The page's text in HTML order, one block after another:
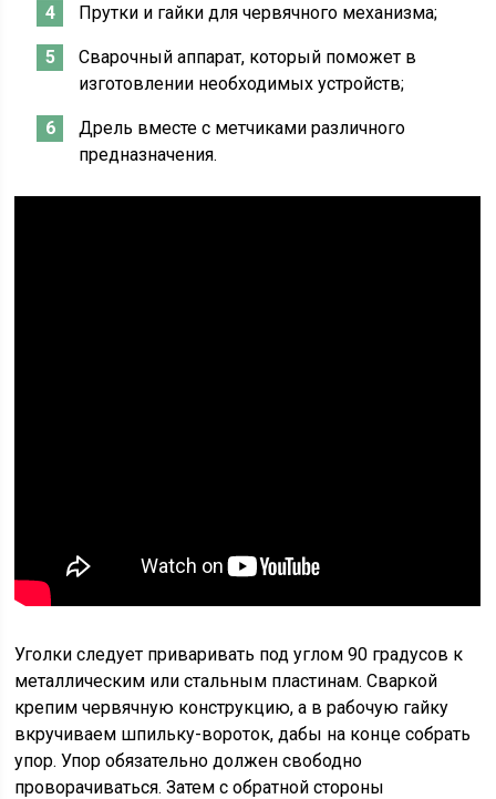
Прутки и гайки для червячного механизма;
Сварочный аппарат, который поможет в
изготовлении необходимых устройств;
Дрель вместе с метчиками различного
предназначения.
Уголки следует приваривать под углом 90 градусов к
металлическим или стальным пластинам. Сваркой
крепим червячную конструкцию, а в рабочую гайку
вкручиваем шпильку-вороток, дабы на конце собрать
упор. Упор обязательно должен свободно
проворачиваться. Затем с обратной стороны